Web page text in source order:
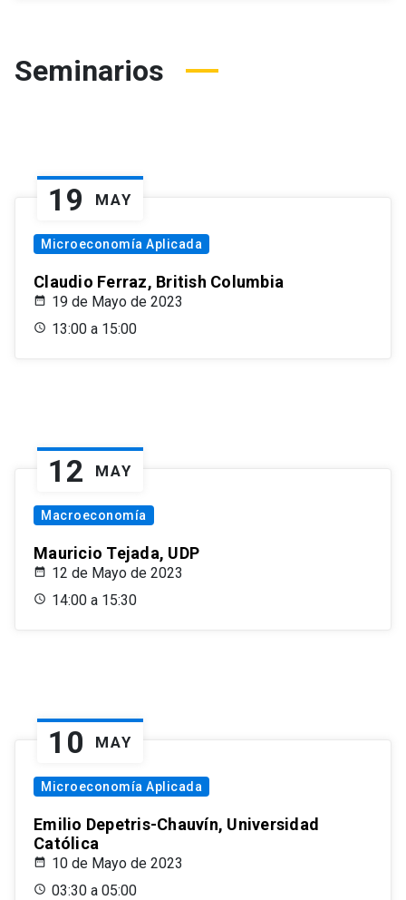
Seminarios
19 MAY
Microeconomía Aplicada
Claudio Ferraz, British Columbia
19 de Mayo de 2023
13:00 a 15:00
12 MAY
Macroeconomía
Mauricio Tejada, UDP
12 de Mayo de 2023
14:00 a 15:30
10 MAY
Microeconomía Aplicada
Emilio Depetris-Chauvín, Universidad
Católica
10 de Mayo de 2023
03:30 a 05:00